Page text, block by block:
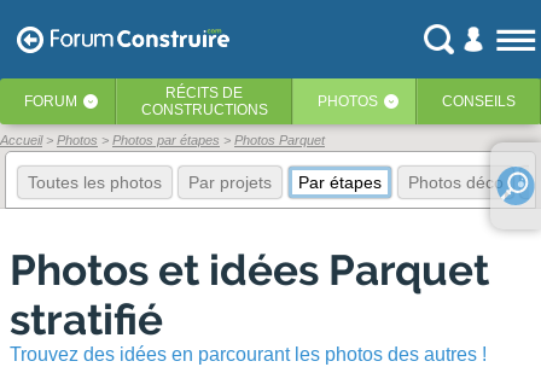
FORUM ‹ RÉCITS DE
CONSTRUCTIONS
PHOTOS ‹ CONSEILS
Accueil Photos Photos par étapes Photos Parquet
Toutes les photos Par projets Par étapes Photos déco
Photos et idées Parquet
stratifié
Trouvez des idées en parcourant les photos des autres !